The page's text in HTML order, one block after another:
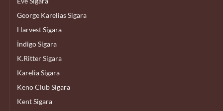
George Karelias Sigara
Harvest Sigara
İndigo Sigara
K.Ritter Sigara
Karelia Sigara
Keno Club Sigara
Kent Sigara